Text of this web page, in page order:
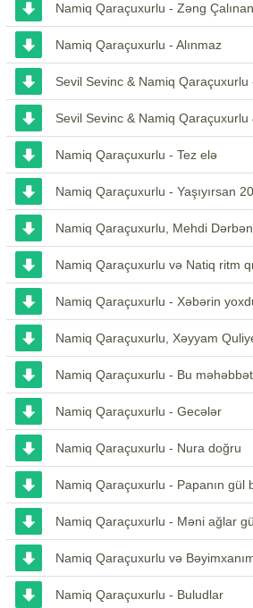
Namiq Qaraçuxurlu - Zəng
Namiq Qaraçuxurlu - Alınmaz
Sevil Sevinc & Namiq Qaraçuxurlu
Sevil Sevinc & Namiq Qaraçuxurlu
Namiq Qaraçuxurlu - Tez elə
Namiq Qaraçuxurlu - Yaşıyırsan
Namiq Qaraçuxurlu, Mehdi
Namiq Qaraçuxurlu və Natiq ritm
Namiq Qaraçuxurlu - Xəbərin
Namiq Qaraçuxurlu, Xəyyam
Namiq Qaraçuxurlu - Bu məhəbbət
Namiq Qaraçuxurlu - Gecələr
Namiq Qaraçuxurlu - Nura doğru
Namiq Qaraçuxurlu - Papanın gül
Namiq Qaraçuxurlu - Məni ağlar
Namiq Qaraçuxurlu və
Namiq Qaraçuxurlu - Buludlar